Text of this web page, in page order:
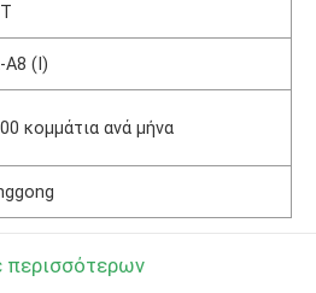
Α8 (Ι)
κομμάτια ανά μήνα
περισσότερων